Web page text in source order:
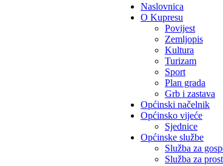
Naslovnica
O Kupresu
Povijest
Zemljopis
Kultura
Turizam
Sport
Plan grada
Grb i zastava
Općinski načelnik
Općinsko vijeće
Sjednice
Općinske službe
Služba za
Služba za